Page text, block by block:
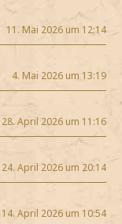
11. Mai 2026 um 12:14
4. Mai 2026 um 13:19
28. April 2026 um 11:16
24. April 2026 um 20:14
14. April 2026 um 10:54